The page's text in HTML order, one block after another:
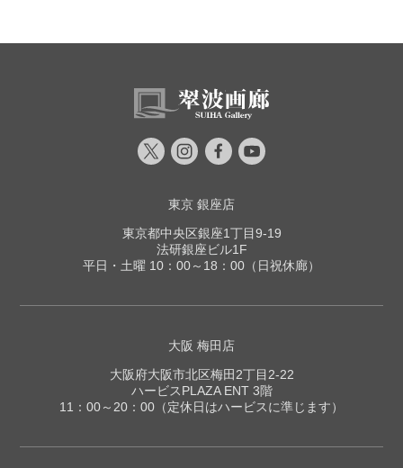
東京 銀座店
東京都中央区銀座1丁目9-19
法研銀座ビル1F
平日・土曜 10：00～18：00（日祝休廊）
大阪 梅田店
大阪府大阪市北区梅田2丁目2-22
ハービスPLAZA ENT 3階
11：00～20：00（定休日はハービスに準じます）